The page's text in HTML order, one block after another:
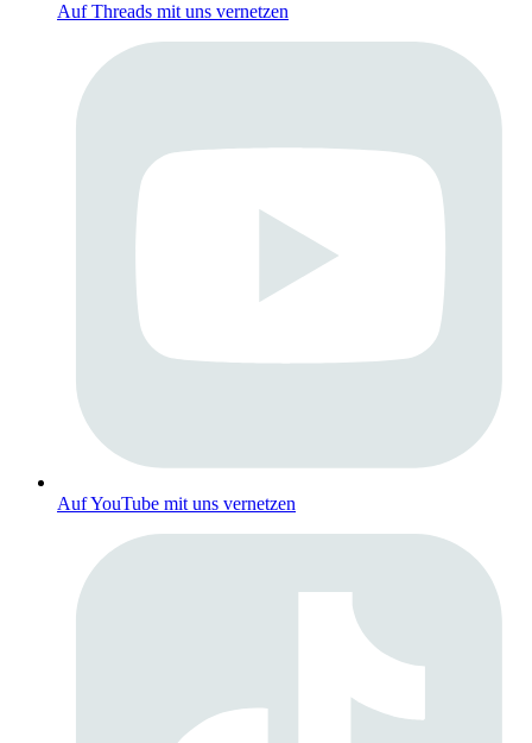
Auf Threads mit uns vernetzen
Auf YouTube mit uns vernetzen